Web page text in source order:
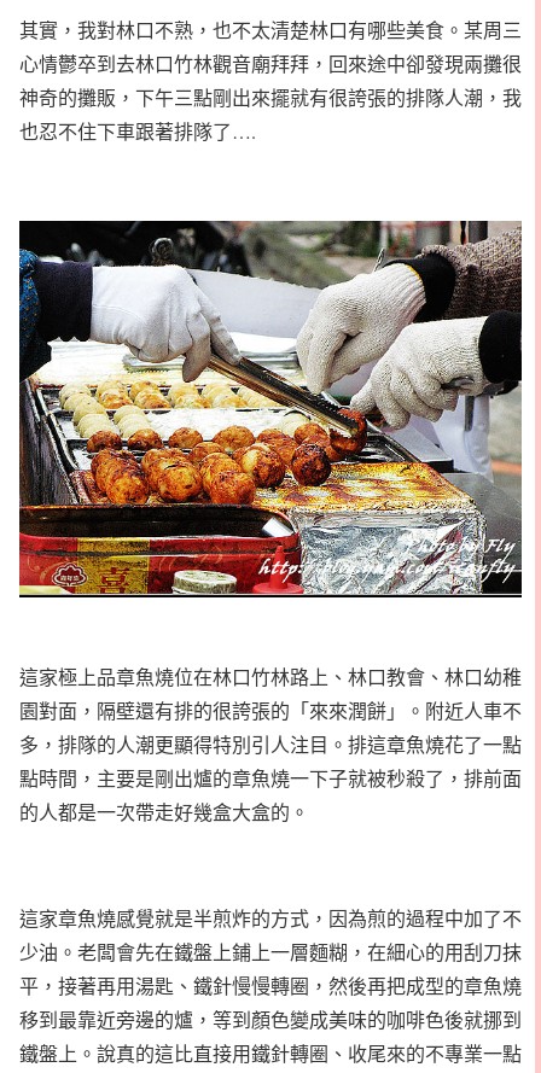
其實，我對林口不熟，也不太清楚林口有哪些美食。某周三
心情鬱卒到去林口竹林觀音廟拜拜，回來途中卻發現兩攤很
神奇的攤販，下午三點剛出來擺就有很誇張的排隊人潮，我
也忍不住下車跟著排隊了….
這家極上品章魚燒位在林口竹林路上、林口教會、林口幼稚
園對面，隔壁還有排的很誇張的「來來潤餅」。附近人車不
多，排隊的人潮更顯得特別引人注目。排這章魚燒花了一點
點時間，主要是剛出爐的章魚燒一下子就被秒殺了，排前面
的人都是一次帶走好幾盒大盒的。
這家章魚燒感覺就是半煎炸的方式，因為煎的過程中加了不
少油。老闆會先在鐵盤上鋪上一層麵糊，在細心的用刮刀抹
平，接著再用湯匙、鐵針慢慢轉圈，然後再把成型的章魚燒
移到最靠近旁邊的爐，等到顏色變成美味的咖啡色後就挪到
鐵盤上。說真的這比直接用鐵針轉圈、收尾來的不專業一點